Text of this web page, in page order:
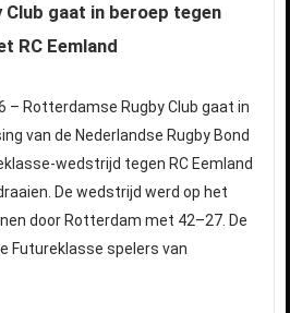
gaat in beroep tegen
RC Eemland
– Rotterdamse Rugby Club gaat in
van de Nederlandse Rugby Bond
wedstrijd tegen RC Eemland
De wedstrijd werd op het
door Rotterdam met 42–27. De
Futureklasse spelers van